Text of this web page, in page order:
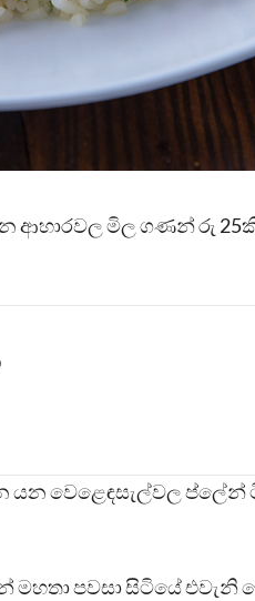
ආහාරවල මිල ගණන් රු
යන වෙළෙඳසැල්වල ප්ලේන්
පවසා සිටියේ එවැනි